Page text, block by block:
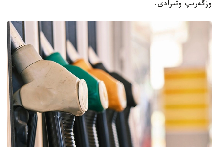
وزگەرىپ وتىرادى.